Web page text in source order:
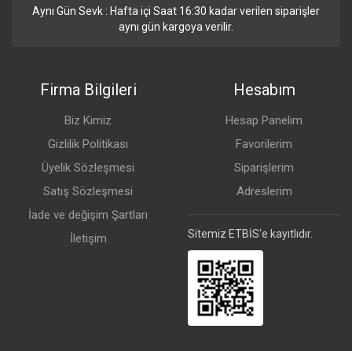
Aynı Gün Sevk : Hafta içi Saat 16:30 kadar verilen siparişler
aynı gün kargoya verilir.
Firma Bilgileri
Biz Kimiz
Gizlilik Politikası
Üyelik Sözleşmesi
Satış Sözleşmesi
İade ve değişim Şartları
İletişim
Hesabım
Hesap Panelim
Favorilerim
Siparişlerim
Adreslerim
Sitemiz ETBİS'e kayıtlıdır.